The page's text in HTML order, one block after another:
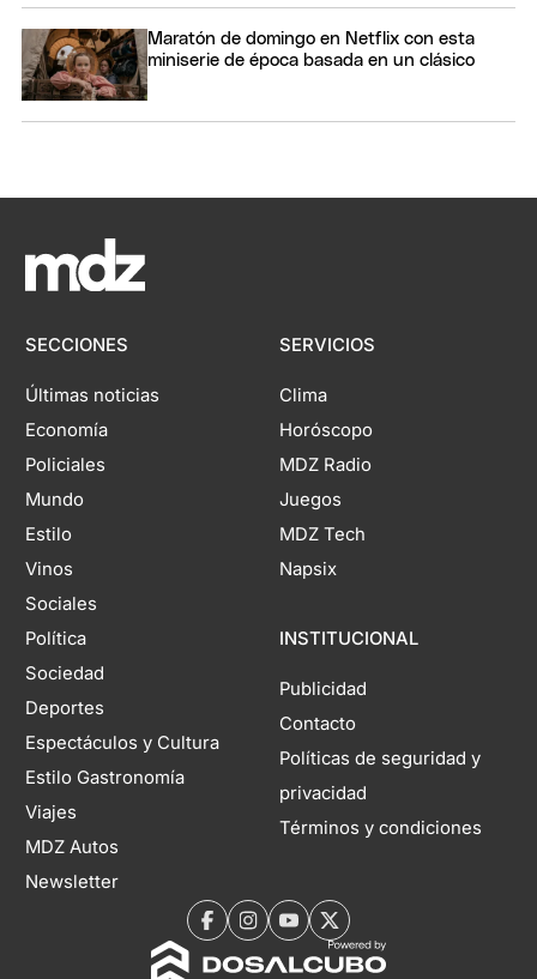
Maratón de domingo en Netflix con esta
miniserie de época basada en un clásico
SECCIONES
Últimas noticias
Economía
Policiales
Mundo
Estilo
Vinos
Sociales
Política
Sociedad
Deportes
Espectáculos y Cultura
Estilo Gastronomía
Viajes
MDZ Autos
Newsletter
SERVICIOS
Clima
Horóscopo
MDZ Radio
Juegos
MDZ Tech
Napsix
INSTITUCIONAL
Publicidad
Contacto
Políticas de seguridad y
privacidad
Términos y condiciones